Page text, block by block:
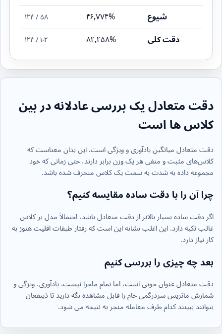
شیوع ۴۶٫۷۷۴% ۵۸ / ۱۲۴
دقت کلی ۸۲٫۲۵۸% ۱۰۲ / ۱۲۴
دقت متعادل یک بررسی عادلانه در بین
کلاس ها است
دقت متعادل میانگین یادآوری و ویژگی است. این بدان معناست که
کلاس‌های مثبت و منفی هر یک وزن برابر دارند، حتی زمانی که خود
مجموعه داده به شدت به سمت یک کلاس منحرف شده باشد.
چرا آن را با دقت ساده مقایسه کنیم؟
اگر دقت ساده بسیار بالاتر از دقت متعادل باشد، احتمالاً مدل بر کلاس
غالب تکیه دارد. این اغلب نشانه این است که رفتار طبقات اقلیت هنوز به
کار نیاز دارد.
بعد چه چیزی را بررسی کنیم
دقت متعادل عنوان خوبی است، اما تمام ماجرا نیست. یادآوری، ویژگی و
شمارش ماتریس سردرگمی خام را قابل مشاهده نگه دارید تا ذینفعان
بتوانند ببینند کدام طرف معامله منجر به نتیجه می شود.